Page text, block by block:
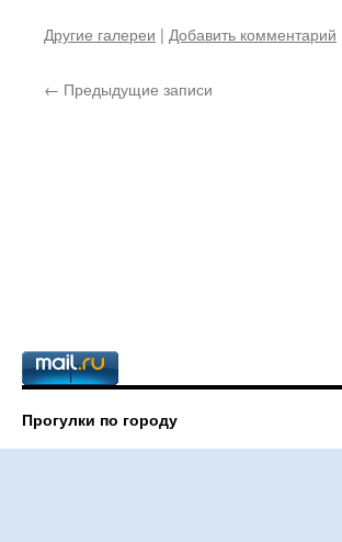
Другие галереи | Добавить комментарий
← Предыдущие записи
Прогулки по городу